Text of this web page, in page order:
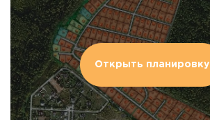
Открыть планировку